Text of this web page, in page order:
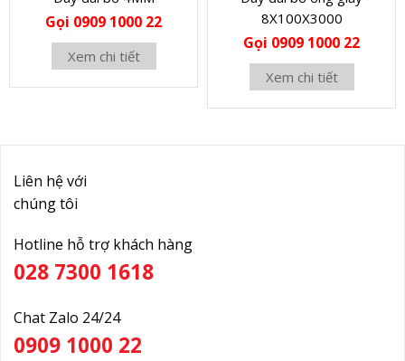
Gọi 0909 1000 22
Xem chi tiết
8X100X3000
Gọi 0909 1000 22
Xem chi tiết
Liên hệ với
chúng tôi
Hotline hỗ trợ khách hàng
028 7300 1618
Chat Zalo 24/24
0909 1000 22